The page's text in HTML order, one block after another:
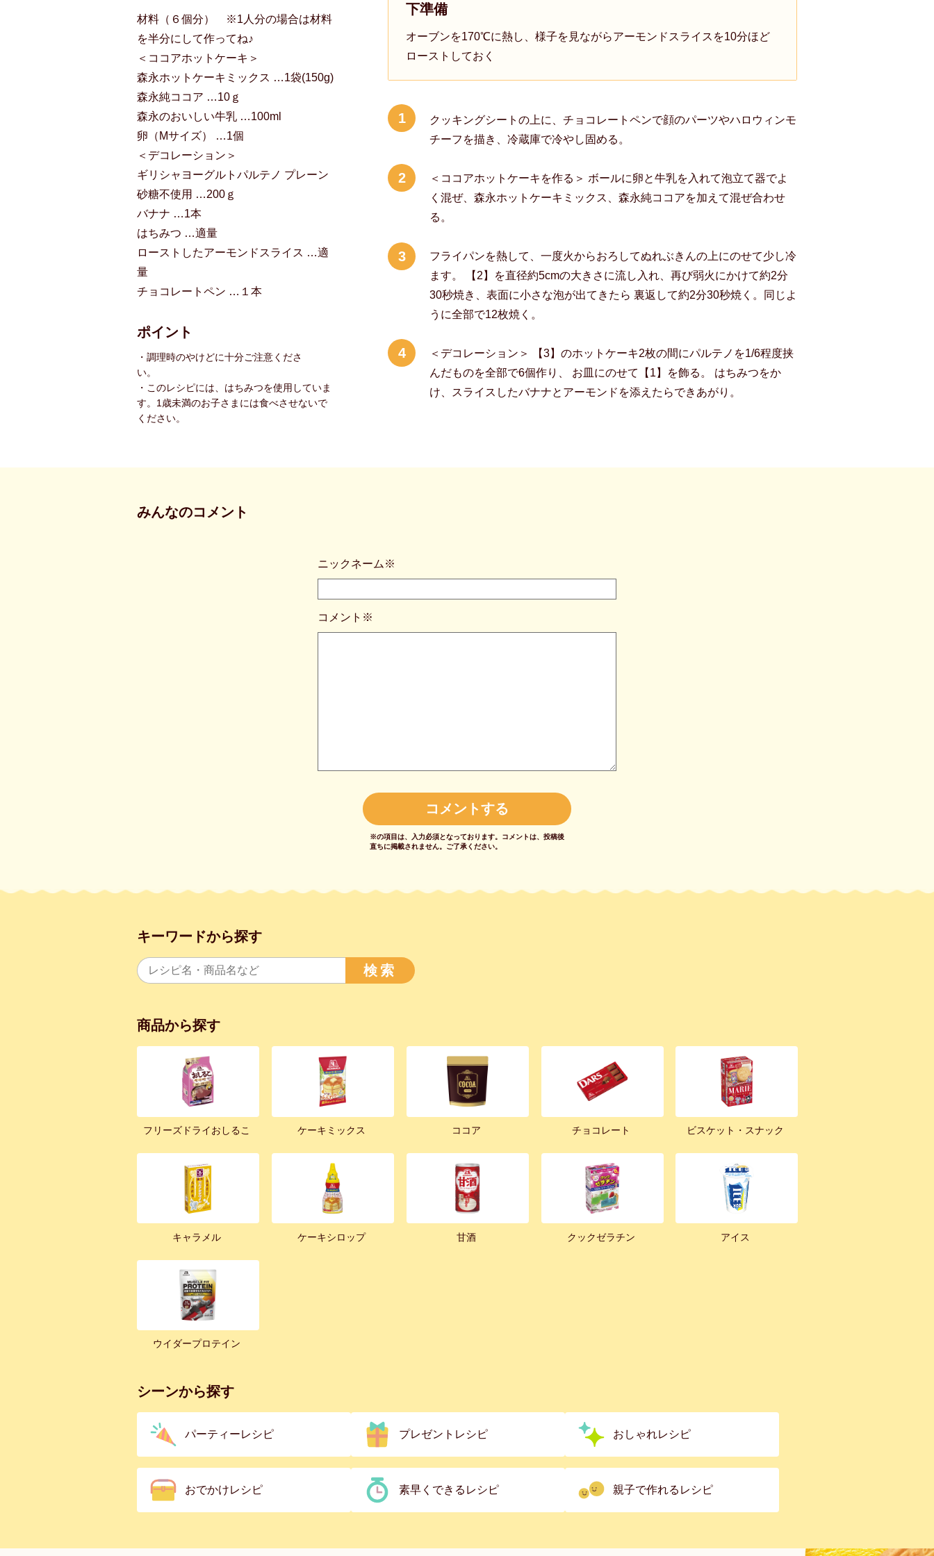
材料（６個分） ※1人分の場合は材料
を半分にして作ってね♪
＜ココアホットケーキ＞
森永ホットケーキミックス …1袋(150g)
森永純ココア …10ｇ
森永のおいしい牛乳 …100ml
卵（Mサイズ） …1個
＜デコレーション＞
ギリシャヨーグルトパルテノ プレーン
砂糖不使用 …200ｇ
バナナ …1本
はちみつ …適量
ローストしたアーモンドスライス …適
量
チョコレートペン …１本
ポイント
・調理時のやけどに十分ご注意くださ
い。
・このレシピには、はちみつを使用していま
す。1歳未満のお子さまには食べさせないで
ください。
下準備
オーブンを170℃に熱し、様子を見ながらアーモンドスライスを10分ほど
ローストしておく
1
クッキングシートの上に、チョコレートペンで顔のパーツやハロウィンモ
チーフを描き、冷蔵庫で冷やし固める。
2
＜ココアホットケーキを作る＞ ボールに卵と牛乳を入れて泡立て器でよ
く混ぜ、森永ホットケーキミックス、森永純ココアを加えて混ぜ合わせ
る。
3
フライパンを熱して、一度火からおろしてぬれぶきんの上にのせて少し冷
ます。 【2】を直径約5cmの大きさに流し入れ、再び弱火にかけて約2分
30秒焼き、表面に小さな泡が出てきたら 裏返して約2分30秒焼く。同じよ
うに全部で12枚焼く。
4
＜デコレーション＞ 【3】のホットケーキ2枚の間にパルテノを1/6程度挟
んだものを全部で6個作り、 お皿にのせて【1】を飾る。 はちみつをか
け、スライスしたバナナとアーモンドを添えたらできあがり。
みんなのコメント
ニックネーム※
コメント※
※の項目は、入力必須となっております。 コメントは、投稿後
直ちに掲載されません。 ご了承ください。
キーワードから探す
検索
商品から探す
フリーズドライおしるこ ケーキミックス ココア チョコレート ビスケット・スナック
キャラメル ケーキシロップ 甘酒 クックゼラチン アイス
ウイダープロテイン
シーンから探す
パーティーレシピ プレゼントレシピ おしゃれレシピ
おでかけレシピ 素早くできるレシピ 親子で作れるレシピ